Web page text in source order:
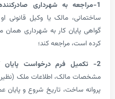
: پس
مالک یا وکیل قانونی او باید برای
کار به شهرداری همان منطقه‌ای که
مراجعه کند؛
:
اطلاعات ملک (نظیر پلاک ثبتی و
تاریخ شروع و پایان عملیات و